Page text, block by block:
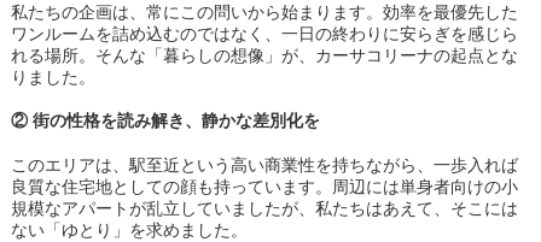
私たちの企画は、常にこの問いから始まります。効率を最優先した
ワンルームを詰め込むのではなく、一日の終わりに安らぎを感じら
れる場所。そんな「暮らしの想像」が、カーサコリーナの起点とな
りました。
② 街の性格を読み解き、静かな差別化を
このエリアは、駅至近という高い商業性を持ちながら、一歩入れば
良質な住宅地としての顔も持っています。周辺には単身者向けの小
規模なアパートが乱立していましたが、私たちはあえて、そこには
ない「ゆとり」を求めました。